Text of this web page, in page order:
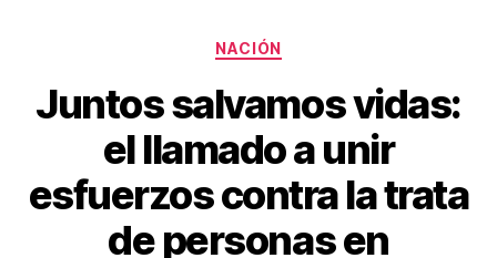
Categorías
NACIÓN
Juntos salvamos vidas:
el llamado a unir
esfuerzos contra la trata
de personas en